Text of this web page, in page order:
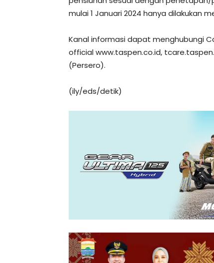
mulai 1 Januari 2024 hanya dilakukan
Kanal informasi dapat menghubungi
official www.taspen.co.id,
(Persero).
(ily/eds/detik)